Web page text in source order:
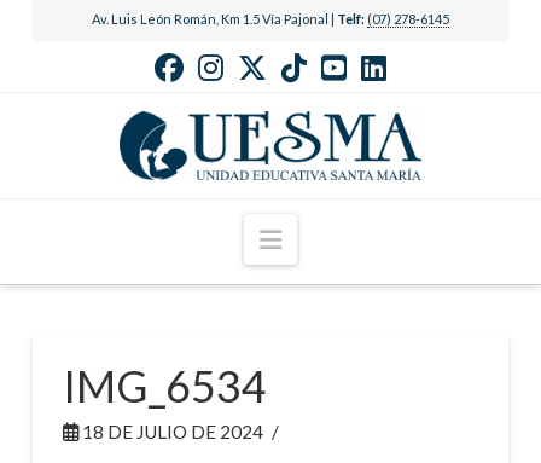
Av. Luis León Román, Km 1.5 Vía Pajonal | Telf: (07) 278-6145
Navigation
IMG_6534
18 DE JULIO DE 2024